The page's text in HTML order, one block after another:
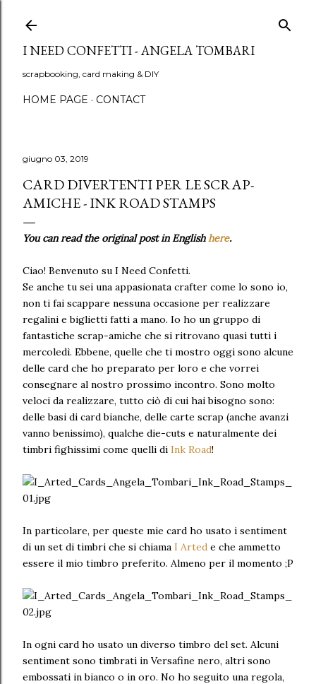
I NEED CONFETTI - ANGELA TOMBARI
scrapbooking, card making & DIY
HOME PAGE CONTACT
giugno 03, 2019
CARD DIVERTENTI PER LE SCRAP-
AMICHE - INK ROAD STAMPS
You can read the original post in Englishhere.
Ciao! Benvenuto su I Need Confetti.
Se anche tu sei una appasionata crafter come lo sono io,
non ti fai scappare nessuna occasione per realizzare
regalini e biglietti fatti a mano. Io ho un gruppo di
fantastiche scrap-amiche che si ritrovano quasi tutti i
mercoledì. Ebbene, quelle che ti mostro oggi sono alcune
delle card che ho preparato per loro e che vorrei
consegnare al nostro prossimo incontro. Sono molto
veloci da realizzare, tutto ciò di cui hai bisogno sono:
delle basi di card bianche, delle carte scrap (anche avanzi
vanno benissimo), qualche die-cuts e naturalmente dei
timbri fighissimi come quelli di Ink Road!
In particolare, per queste mie card ho usato i sentiment
di un set di timbri che si chiama I Arted e che ammetto
essere il mio timbro preferito. Almeno per il momento ;P
In ogni card ho usato un diverso timbro del set. Alcuni
sentiment sono timbrati in Versafine nero, altri sono
embossati in bianco o in oro. No ho seguito una regola,